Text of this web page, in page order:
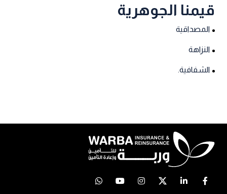
قيمنا الجوهرية
المصداقية
النزاهة
الشفافية.